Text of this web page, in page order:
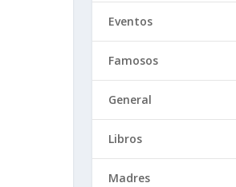
Eventos
Famosos
General
Libros
Madres